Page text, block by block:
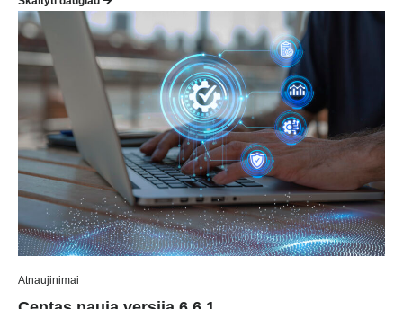
Atnaujinimai